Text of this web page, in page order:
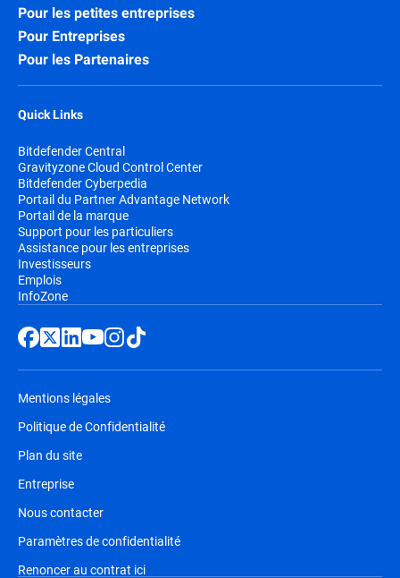
Pour les petites entreprises
Pour Entreprises
Pour les Partenaires
Quick Links
Bitdefender Central
Gravityzone Cloud Control Center
Bitdefender Cyberpedia
Portail du Partner Advantage Network
Portail de la marque
Support pour les particuliers
Assistance pour les entreprises
Investisseurs
Emplois
InfoZone
Mentions légales
Politique de Confidentialité
Plan du site
Entreprise
Nous contacter
Paramètres de confidentialité
Renoncer au contrat ici